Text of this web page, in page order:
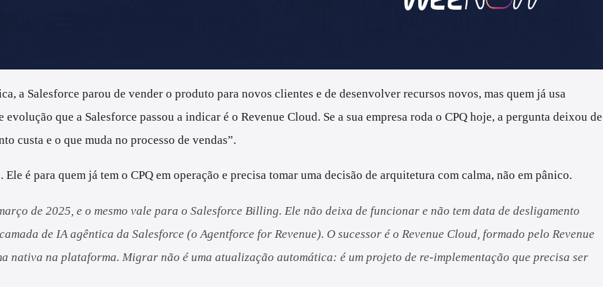
a Salesforce parou de vender o produto para novos clientes e de desenvolver recursos novos, mas quem já usa
que a Salesforce passou a indicar é o Revenue Cloud. Se a sua empresa roda o CPQ hoje, a pergunta deixou de
custa e o que muda no processo de vendas”.
é para quem já tem o CPQ em operação e precisa tomar uma decisão de arquitetura com calma, não em pânico.
de 2025, e o mesmo vale para o Salesforce Billing. Ele não deixa de funcionar e não tem data de desligamento
de IA agêntica da Salesforce (o Agentforce for Revenue). O sucessor é o Revenue Cloud, formado pelo Revenue
nativa na plataforma. Migrar não é uma atualização automática: é um projeto de re-implementação que precisa ser